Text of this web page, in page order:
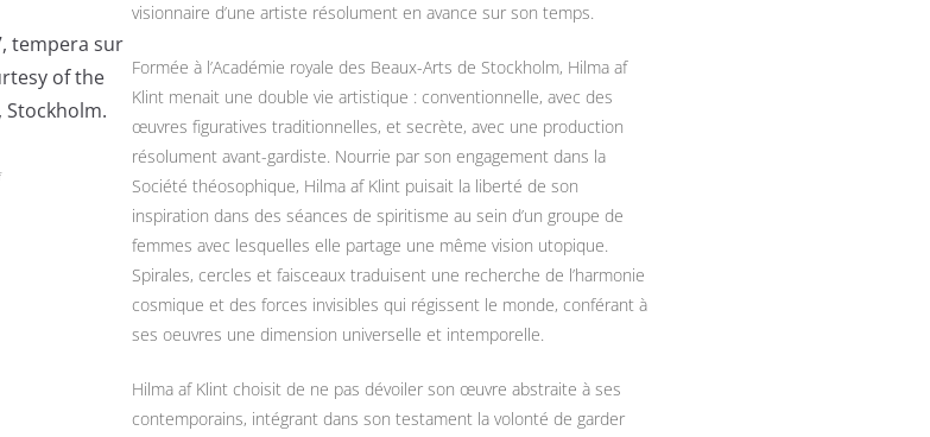
visionnaire d’une artiste résolument en avance sur son temps.
Formée à l’Académie royale des Beaux-Arts de Stockholm, Hilma af
Klint menait une double vie artistique : conventionnelle, avec des
œuvres figuratives traditionnelles, et secrète, avec une production
résolument avant-gardiste. Nourrie par son engagement dans la
Société théosophique, Hilma af Klint puisait la liberté de son
inspiration dans des séances de spiritisme au sein d’un groupe de
femmes avec lesquelles elle partage une même vision utopique.
Spirales, cercles et faisceaux traduisent une recherche de l’harmonie
cosmique et des forces invisibles qui régissent le monde, conférant à
ses oeuvres une dimension universelle et intemporelle.
Hilma af Klint choisit de ne pas dévoiler son œuvre abstraite à ses
contemporains, intégrant dans son testament la volonté de garder